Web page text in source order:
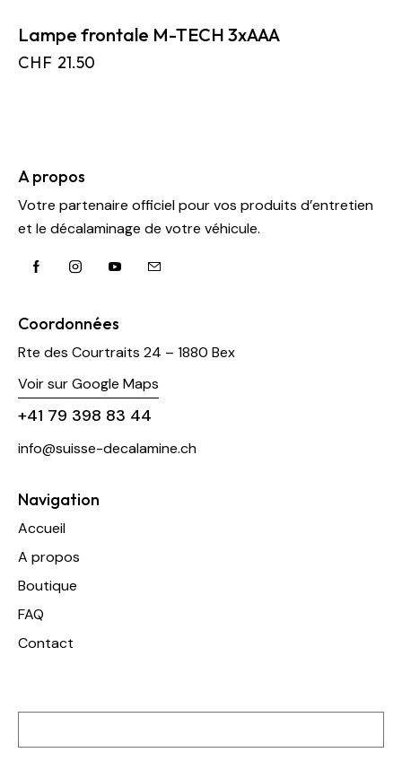
Lampe frontale M-TECH 3xAAA
CHF 21.50
A propos
Votre partenaire officiel pour vos produits d’entretien
et le décalaminage de votre véhicule.
Coordonnées
Rte des Courtraits 24 – 1880 Bex
Voir sur Google Maps
+41 79 398 83 44
info@suisse-decalamine.ch
Navigation
Accueil
A propos
Boutique
FAQ
Contact